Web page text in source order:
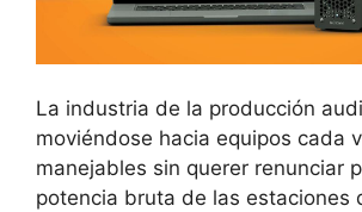
La industria de la producción
moviéndose hacia equipos cada
manejables sin querer renunciar
potencia bruta de las estaciones